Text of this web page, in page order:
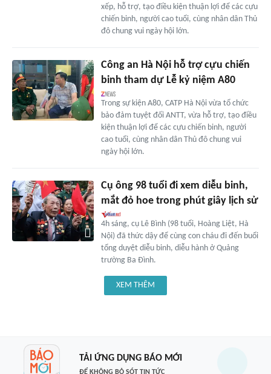
xếp, hỗ trợ, tạo điều kiện thuận lợi để các cựu
chiến binh, người cao tuổi, cùng nhân dân Thủ
đô chung vui ngày hội lớn.
Công an Hà Nội hỗ trợ cựu chiến
binh tham dự Lễ kỷ niệm A80
Trong sự kiện A80, CATP Hà Nội vừa tổ chức
bảo đảm tuyệt đối ANTT, vừa hỗ trợ, tạo điều
kiện thuận lợi để các cựu chiến binh, người
cao tuổi, cùng nhân dân Thủ đô chung vui
ngày hội lớn.
Cụ ông 98 tuổi đi xem diễu binh,
mắt đỏ hoe trong phút giây lịch sử
4h sáng, cụ Lê Bình (98 tuổi, Hoàng Liệt, Hà
Nội) đã thức dậy để cùng con cháu đi đến buổi
tổng duyệt diễu binh, diễu hành ở Quảng
trường Ba Đình.
XEM THÊM
TẢI ỨNG DỤNG BÁO MỚI
ĐỂ KHÔNG BỎ SÓT TIN TỨC